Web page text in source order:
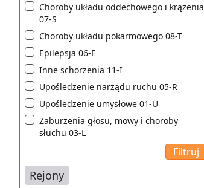
Choroby układu oddechowego i krążenia
07-S
Choroby układu pokarmowego 08-T
Epilepsja 06-E
Inne schorzenia 11-I
Upośledzenie narządu ruchu 05-R
Upośledzenie umysłowe 01-U
Zaburzenia głosu, mowy i choroby
słuchu 03-L
Rejony